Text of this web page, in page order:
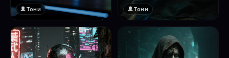
1
Тони
❤️
Тони